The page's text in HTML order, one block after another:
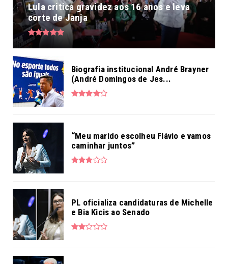
Lula critica gravidez aos 16 anos e leva
corte de Janja
Biografia institucional André Brayner
(André Domingos de Jes...
“Meu marido escolheu Flávio e vamos
caminhar juntos”
PL oficializa candidaturas de Michelle
e Bia Kicis ao Senado